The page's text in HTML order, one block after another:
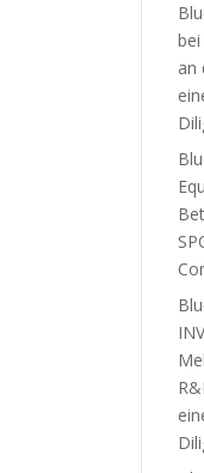
an